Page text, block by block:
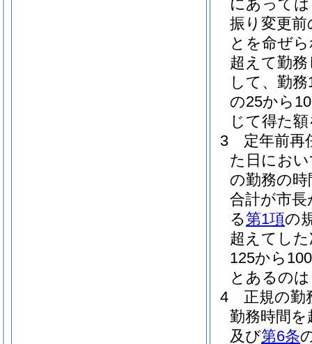
にあって
振り変更
とを命ぜ
超えて勤
して、勤
の25から
じて得た
3
定年前再
た日にお
の勤務の
合計が市
る第1項の
超えてし
125から
とあるの
4
正規の勤
勤務時間
及び第6条